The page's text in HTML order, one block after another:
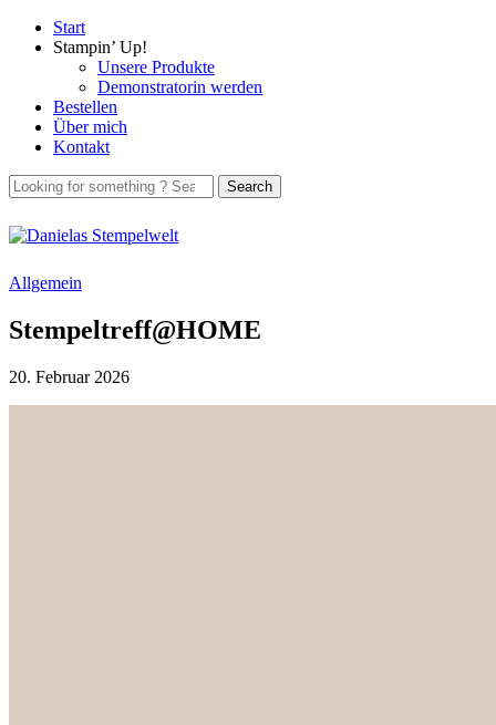
Start
Stampin’ Up!
Unsere Produkte
Demonstratorin werden
Bestellen
Über mich
Kontakt
Allgemein
Stempeltreff@HOME
20. Februar 2026